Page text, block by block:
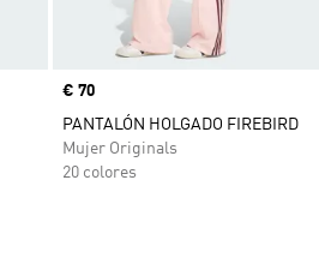
Precio
€ 70
PANTALÓN HOLGADO FIREBIRD
Mujer Originals
20 colores